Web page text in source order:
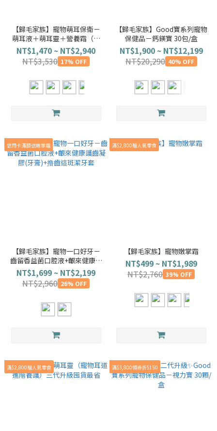
【歸毛家族】寵物萌耳保衛－
萌耳液＋萌耳靈＋營養霜（雙
重寵物耳道護理）《萌耳靈⚡️三
代升級》
NT$1,470 ~ NT$2,940
NT$3,530 17% OFF
【歸毛家族】Good寶系列寵物
保健品－鈣鎂寶 30包/盒
NT$1,900 ~ NT$12,199
NT$20,290 40% OFF
信用卡滿額送嫩掌霜
【歸毛家族】寵物一口好牙－
齒留香益菌口腔液+齦來健康護
齒凝膠(牙膏)+撸齒這斑潔牙套
NT$1,699 ~ NT$2,199
NT$2,960 26% OFF
滿$2,800贈人氣零食
【歸毛家族】寵物嫩掌霜
NT$499 ~ NT$1,989
NT$2,760 39% OFF
滿$2,800贈人氣零食 滿$3,800領券折$150